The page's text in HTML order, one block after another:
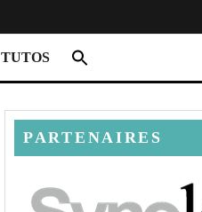
TUTOS
PARTENAIRES